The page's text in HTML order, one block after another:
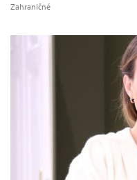
Zahraničné